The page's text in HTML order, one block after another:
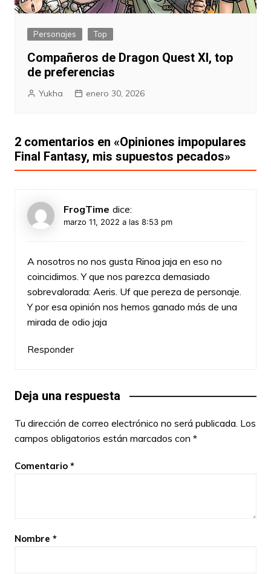
Personajes Top
Compañeros de Dragon Quest XI, top
de preferencias
Yukha enero 30, 2026
2 comentarios en «Opiniones impopulares
Final Fantasy, mis supuestos pecados»
FrogTime dice:
marzo 11, 2022 a las 8:53 pm
A nosotros no nos gusta Rinoa jaja en eso no
coincidimos. Y que nos parezca demasiado
sobrevalorada: Aeris. Uf que pereza de personaje.
Y por esa opinión nos hemos ganado más de una
mirada de odio jaja
Responder
Deja una respuesta
Tu dirección de correo electrónico no será publicada. Los
campos obligatorios están marcados con *
Comentario *
Nombre *